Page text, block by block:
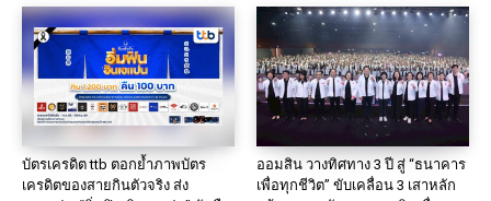
บัตรเครดิต ttb ตอกย้ำภาพบัตร
เครดิตของสายกินตัวจริง ส่ง
ออมสิน วางทิศทาง 3 ปี สู่ “ธนาคาร
เพื่อทุกชีวิต” ขับเคลื่อน 3 เสาหลัก